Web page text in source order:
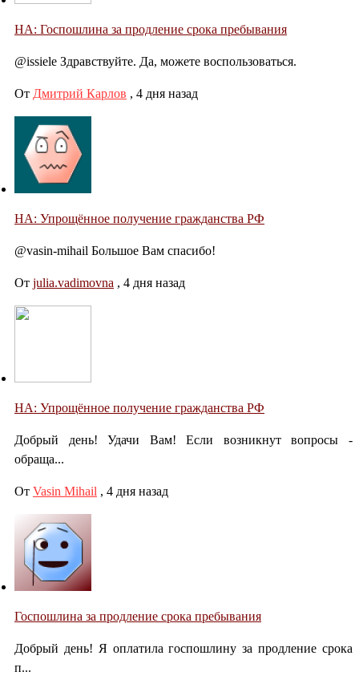
НА: Госпошлина за продление срока пребывания
@issiele Здравствуйте. Да, можете воспользоваться.
От Дмитрий Карлов , 4 дня назад
НА: Упрощённое получение гражданства РФ
@vasin-mihail Большое Вам спасибо!
От julia.vadimovna , 4 дня назад
НА: Упрощённое получение гражданства РФ
Добрый день! Удачи Вам! Если возникнут вопросы -
обраща...
От Vasin Mihail , 4 дня назад
Госпошлина за продление срока пребывания
Добрый день! Я оплатила госпошлину за продление срока
п...